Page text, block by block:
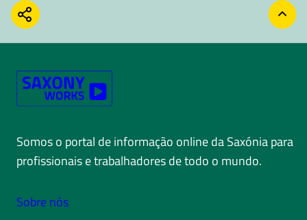
COMPARTILHAR
Somos o portal de informação online da Saxónia para
profissionais e trabalhadores de todo o mundo.
Sobre nós